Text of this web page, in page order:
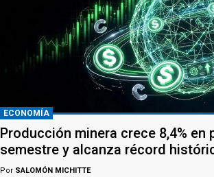
ECONOMÍA
Producción minera crece 8,4% en
semestre y alcanza récord
Por SALOMÓN MICHITTE